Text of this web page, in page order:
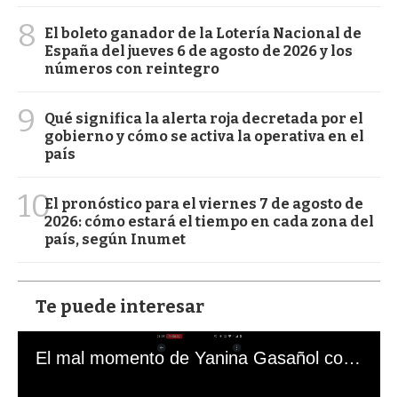
8
El boleto ganador de la Lotería Nacional de
España del jueves 6 de agosto de 2026 y los
números con reintegro
9
Qué significa la alerta roja decretada por el
gobierno y cómo se activa la operativa en el
país
10El pronóstico para el viernes 7 de agosto de
2026: cómo estará el tiempo en cada zona del
país, según Inumet
Te puede interesar
El mal momento de Yanina Gasañol con un hincha argentino en "Subrayado"